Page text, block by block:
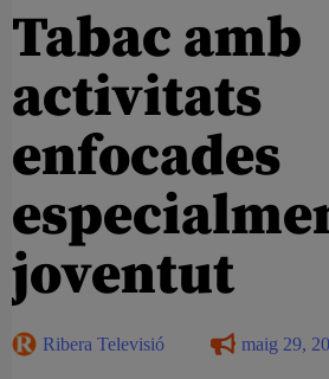
Tabac amb
activitats
enfocades
joventut
Ribera Televisió maig 29,